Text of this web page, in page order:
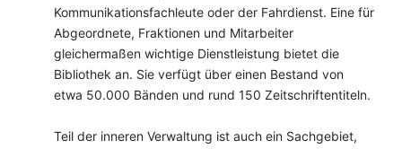
Kommunikationsfachleute oder der Fahrdienst. Eine für
Abgeordnete, Fraktionen und Mitarbeiter
gleichermaßen wichtige Dienstleistung bietet die
Bibliothek an. Sie verfügt über einen Bestand von
etwa 50.000 Bänden und rund 150 Zeitschriftentiteln.
Teil der inneren Verwaltung ist auch ein Sachgebiet,